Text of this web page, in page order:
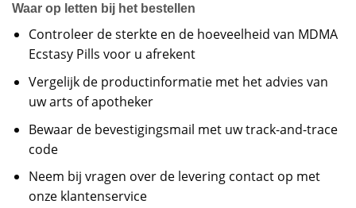
Waar op letten bij het bestellen
Controleer de sterkte en de hoeveelheid van MDMA
Ecstasy Pills voor u afrekent
Vergelijk de productinformatie met het advies van
uw arts of apotheker
Bewaar de bevestigingsmail met uw track-and-trace
code
Neem bij vragen over de levering contact op met
onze klantenservice